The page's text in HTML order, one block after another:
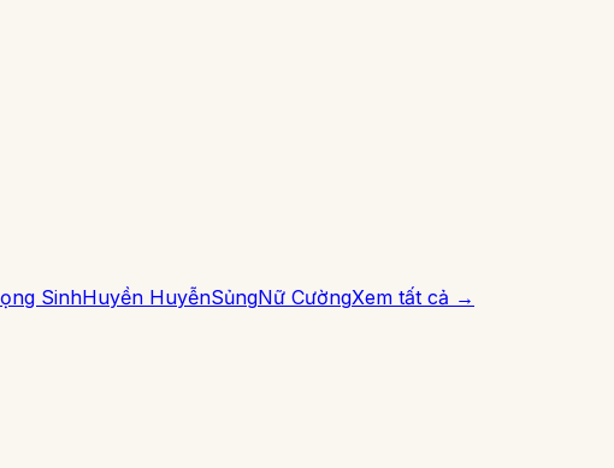
SinhHuyền HuyễnSủngNữ CườngXem tất cả →